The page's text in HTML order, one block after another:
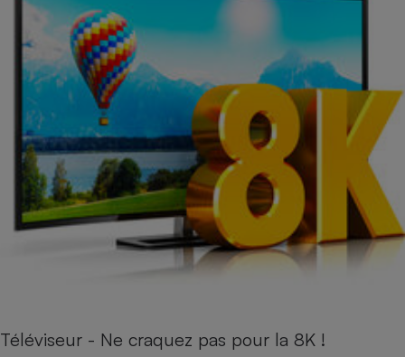
Téléviseur - Ne craquez pas pour la 8K !